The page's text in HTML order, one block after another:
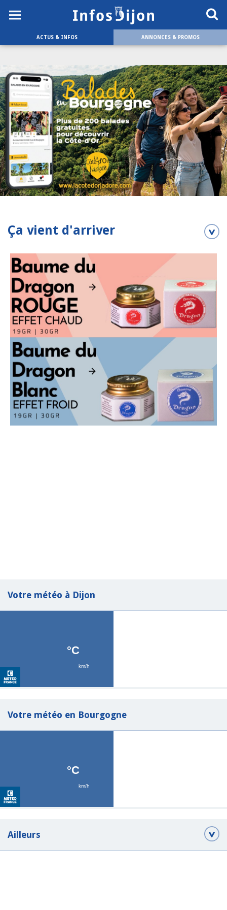
ACTUS & INFOS ANNONCES & PROMOS
Ça vient d'arriver
Votre météo à Dijon
Votre météo en Bourgogne
Ailleurs